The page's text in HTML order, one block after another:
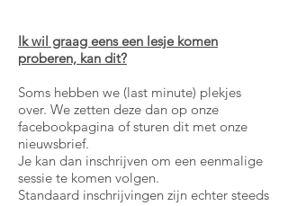
Ik wil graag eens een lesje komen
proberen, kan dit?
Soms hebben we (last minute) plekjes
over. We zetten deze dan op onze
facebookpagina of sturen dit met onze
nieuwsbrief.
Je kan dan inschrijven om een eenmalige
sessie te komen volgen.
Standaard inschrijvingen zijn echter steeds